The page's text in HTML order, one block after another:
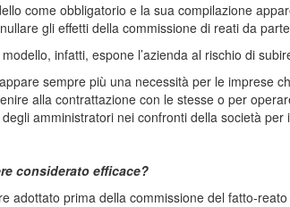
come obbligatorio e la sua compilazione
gli effetti della commissione di reati da
infatti, espone l’azienda al rischio di
sempre più una necessità per le imprese
alla contrattazione con le stesse o per
amministratori nei confronti della società
considerato efficace?
adottato prima della commissione del fatto-